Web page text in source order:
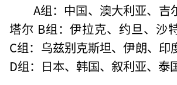
A组：中国、澳大利亚、吉
塔尔 B组：伊拉克、约旦、沙
C组：乌兹别克斯坦、伊朗、印
D组：日本、韩国、叙利亚、泰